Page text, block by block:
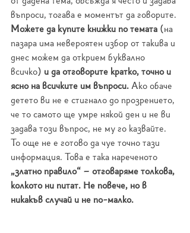
въпроси, тогава е моментът да говорите.
Можете да купите книжки по темата (на
пазара има невероятен избор от такива и
днес можем да открием буквално
всичко) и да отговорите кратко, точно и
ясно на всичките им въпроси. Ако обаче
детето ви не е стигнало до прозрението,
че то самото ще умре някой ден и не ви
задава този въпрос, не му го казвайте.
То още не е готово да чуе точно тази
информация. Това е така нареченото
„златно правило“ – отговаряме толкова,
колкото ни питат. Не повече, но в
никакъв случай и не по-малко.